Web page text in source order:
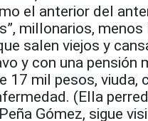
el anterior del
millonarios,
salen viejos y
y con una
17 mil pesos, viuda,
(Ella
Gómez, sigue